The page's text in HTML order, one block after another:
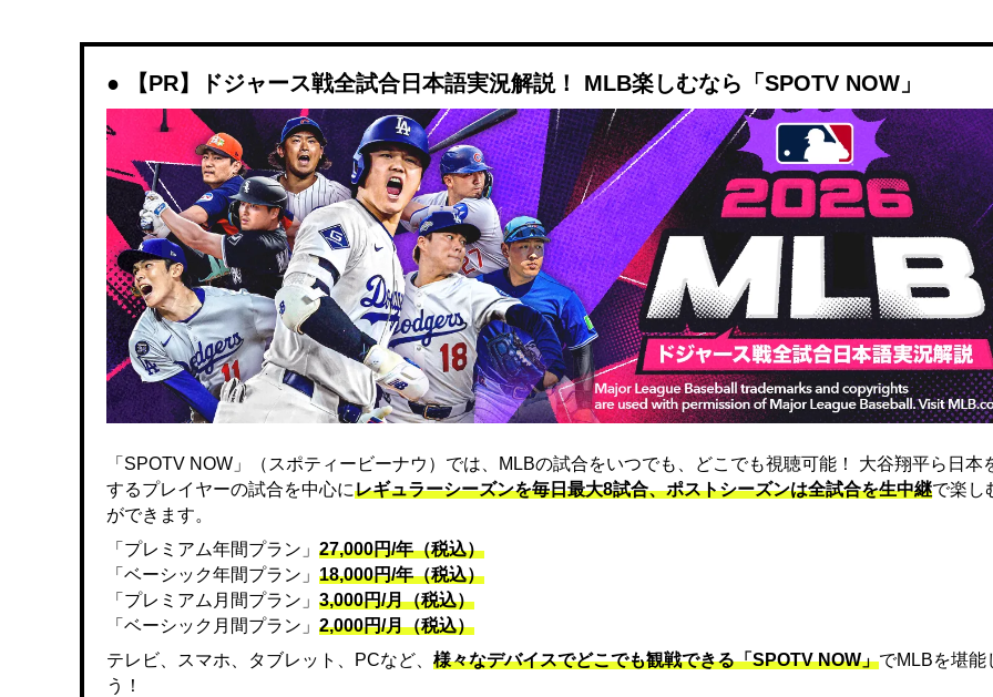
【PR】ドジャース戦全試合日本語実況解説！ MLB楽しむなら「SPOTV NOW」
「SPOTV NOW」（スポティービーナウ）では、MLBの試合をいつでも、どこでも視聴可能！ 大谷翔平ら日本
するプレイヤーの試合を中心にレギュラーシーズンを毎日最大8試合、ポストシーズンは全試合を生中継で楽し
ができます。
「プレミアム年間プラン」 27,000円/年（税込）
「ベーシック年間プラン」 18,000円/年（税込）
「プレミアム月間プラン」 3,000円/月（税込）
「ベーシック月間プラン」 2,000円/月（税込）
テレビ、スマホ、タブレット、PCなど、 様々なデバイスでどこでも観戦できる「SPOTV NOW」でMLBを堪能
う！